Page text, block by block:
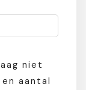
niet
aantal